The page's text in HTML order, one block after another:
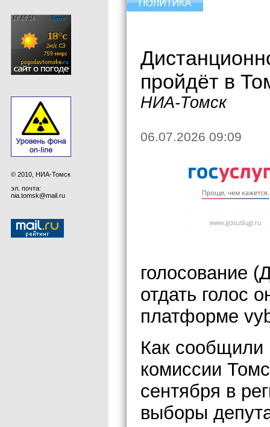
© 2010, НИА-Томск
эл. почта:
nia.tomsk@mail.ru
пройдёт в
НИА-Томск
06.07.2026 09:09
голосование
отдать голос
платформе
Как сообщили
комиссии
сентября в
выборы